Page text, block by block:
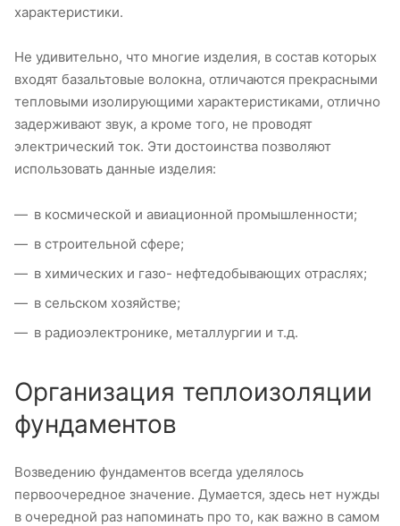
характеристики.
Не удивительно, что многие изделия, в состав которых
входят базальтовые волокна, отличаются прекрасными
тепловыми изолирующими характеристиками, отлично
задерживают звук, а кроме того, не проводят
электрический ток. Эти достоинства позволяют
использовать данные изделия:
в космической и авиационной промышленности;
в строительной сфере;
в химических и газо- нефтедобывающих отраслях;
в сельском хозяйстве;
в радиоэлектронике, металлургии и т.д.
Организация теплоизоляции
фундаментов
Возведению фундаментов всегда уделялось
первоочередное значение. Думается, здесь нет нужды
в очередной раз напоминать про то, как важно в самом